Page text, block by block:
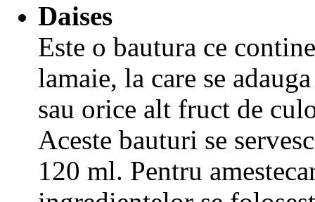
Daises
Este o bautura ce
lamaie, la care se
sau orice alt fruct de
Aceste bauturi se
120 ml. Pentru